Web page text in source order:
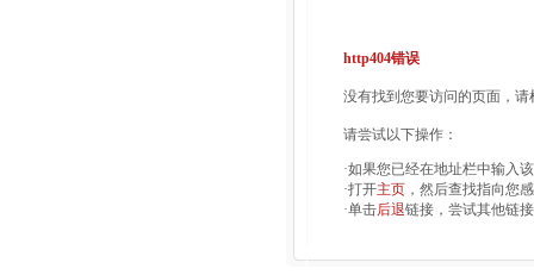
http404错误
没有找到您要访问的页面，
请尝试以下操作：
·如果您已经在地址栏中输入
·打开主页 ，然后查找指向您
·单击后退链接，尝试其他链